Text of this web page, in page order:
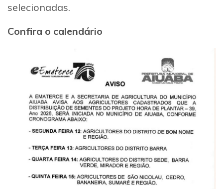
selecionadas.
Confira o calendário